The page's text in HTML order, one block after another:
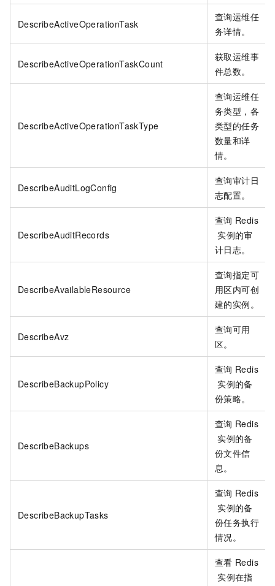
DescribeActiveOperationTask
查询运维任
务详情。
DescribeActiveOperationTaskCount
获取运维事
件总数。
DescribeActiveOperationTaskType
查询运维任
务类型，各
类型的任务
数量和详
情。
DescribeAuditLogConfig
查询审计日
志配置。
DescribeAuditRecords
查询 Redis
实例的审
计日志。
DescribeAvailableResource
查询指定可
用区内可创
建的实例。
DescribeAvz
查询可用
区。
DescribeBackupPolicy
查询 Redis
实例的备
份策略。
DescribeBackups
查询 Redis
实例的备
份文件信
息。
DescribeBackupTasks
查询 Redis
实例的备
份任务执行
情况。
查看 Redis
实例在指